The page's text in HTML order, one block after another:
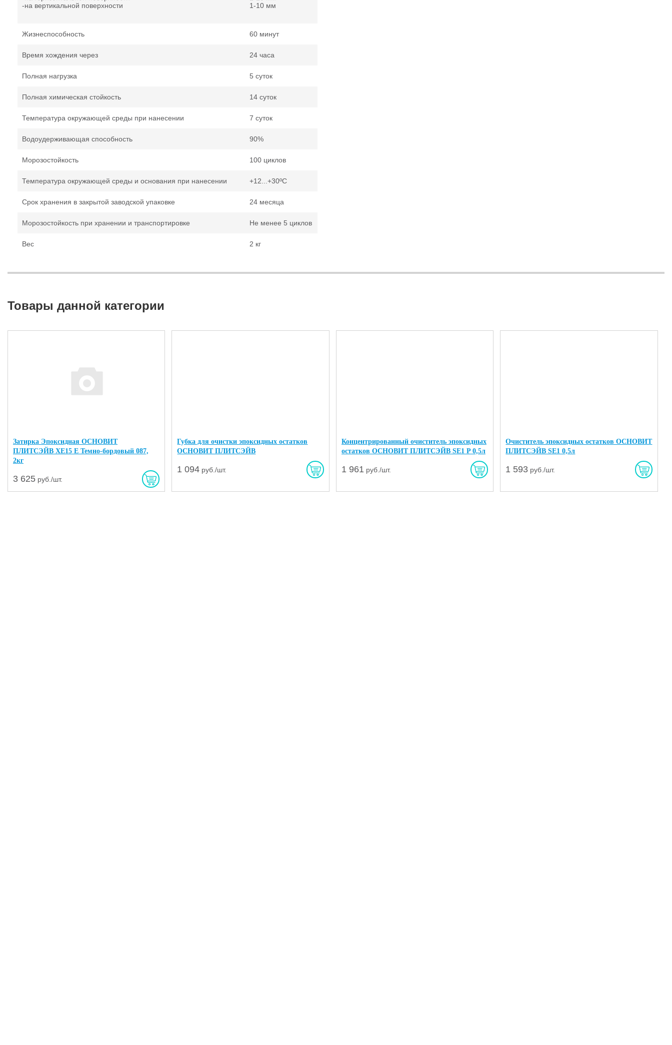
-на вертикальной поверхности
1-10 мм
Жизнеспособность 60 минут
Время хождения через 24 часа
Полная нагрузка 5 суток
Полная химическая стойкость 14 суток
Температура окружающей среды при нанесении 7 суток
Водоудерживающая способность 90%
Морозостойкость 100 циклов
Температура окружающей среды и основания при нанесении +12...+30ºС
Срок хранения в закрытой заводской упаковке 24 месяца
Морозостойкость при хранении и транспортировке Не менее 5 циклов
Вес 2 кг
Товары данной категории
Затирка Эпоксидная ОСНОВИТ
ПЛИТСЭЙВ XE15 E Темно-бордовый 087,
2кг
3 625 руб./шт.
Губка для очистки эпоксидных остатков
ОСНОВИТ ПЛИТСЭЙВ
1 094 руб./шт.
Концентрированный очиститель эпоксидных
остатков ОСНОВИТ ПЛИТСЭЙВ SЕ1 P 0,5л
1 961 руб./шт.
Очиститель эпоксидных остатков ОСНОВИТ
ПЛИТСЭЙВ SЕ1 0,5л
1 593 руб./шт.